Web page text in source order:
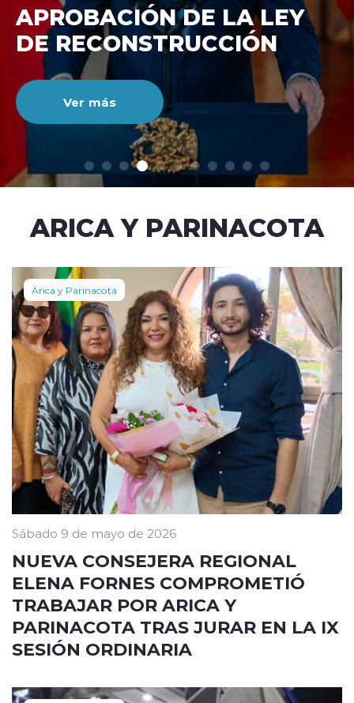
modo claro
DE RECONSTRUCCIÓ
NACIONAL
Ver más
ARICA Y PARINACOTA
Arica y Parinacota
Sábado 9 de mayo de 2026
NUEVA CONSEJERA REGIONAL
ELENA FORNES COMPROMETIÓ
TRABAJAR POR ARICA Y
PARINACOTA TRAS JURAR EN LA IX
SESIÓN ORDINARIA